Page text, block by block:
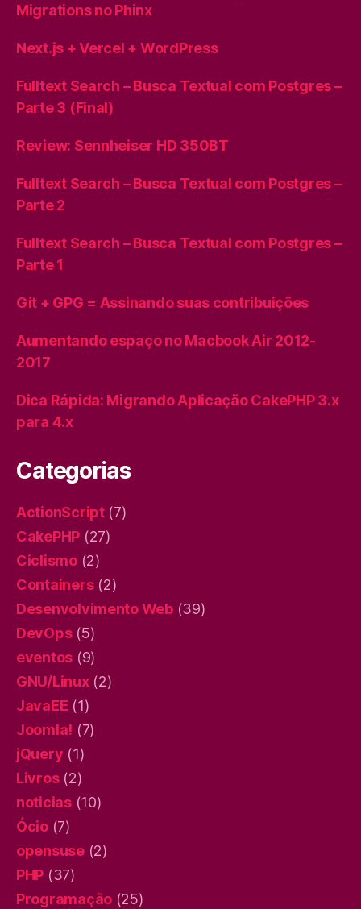
Migrations no Phinx
Next.js + Vercel + WordPress
Fulltext Search – Busca Textual com Postgres –
Parte 3 (Final)
Review: Sennheiser HD 350BT
Fulltext Search – Busca Textual com Postgres –
Parte 2
Fulltext Search – Busca Textual com Postgres –
Parte 1
Git + GPG = Assinando suas contribuições
Aumentando espaço no Macbook Air 2012-
2017
Dica Rápida: Migrando Aplicação CakePHP 3.x
para 4.x
Categorias
ActionScript(7)
CakePHP (27)
Ciclismo(2)
Containers(2)
Desenvolvimento Web(39)
DevOps(5)
eventos (9)
GNU/Linux(2)
JavaEE (1)
Joomla! (7)
jQuery (1)
Livros(2)
noticias(10)
Ócio(7)
opensuse(2)
PHP (37)
Programação (25)